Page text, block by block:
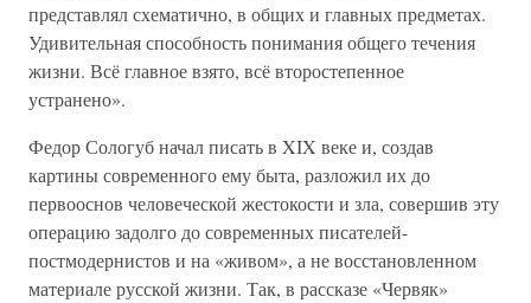
представлял схематично, в общих и главных предметах.
Удивительная способность понимания общего течения
жизни. Всё главное взято, всё второстепенное
устранено».
Федор Сологуб начал писать в XIX веке и, создав
картины современного ему быта, разложил их до
первооснов человеческой жестокости и зла, совершив эту
операцию задолго до современных писателей-
постмодернистов и на «живом», а не восстановленном
материале русской жизни. Так, в рассказе «Червяк»